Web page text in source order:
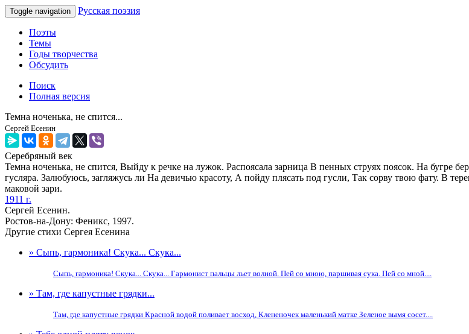
Toggle navigation Русская поэзия
Поэты
Темы
Годы творчества
Обсудить
Поиск
Полная версия
Темна ноченька, не спится...
Сергей Есенин
Серебряный век
Темна ноченька, не спится, Выйду к речке на лужок. Распоясала зарница В пенных струях поясок. На бугре
гусляра. Залюбуюсь, загляжусь ли На девичью красоту, А пойду плясать под гусли, Так сорву твою фату. В
маковой зари.
1911 г.
Сергей Есенин.
Ростов-на-Дону: Феникс, 1997.
Другие стихи Сергея Есенина
» Сыпь, гармоника! Скука... Скука...
Сыпь, гармоника! Скука... Скука... Гармонист пальцы льет волной. Пей со мною, паршивая сука. Пей со мной....
» Там, где капустные грядки...
Там, где капустные грядки Красной водой поливает восход, Клененочек маленький матке Зеленое вымя сосет....